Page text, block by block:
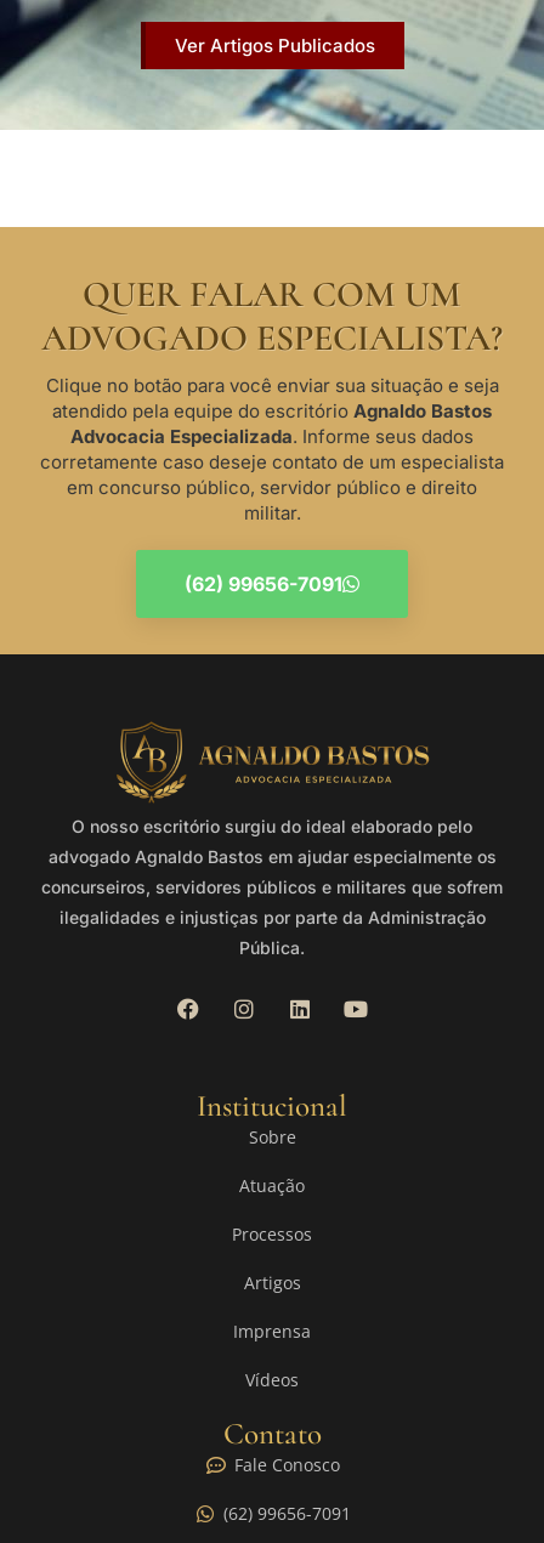
Ver Artigos Publicados
QUER FALAR COM UM
ADVOGADO ESPECIALISTA?
Clique no botão para você enviar sua situação e seja
atendido pela equipe do escritório Agnaldo Bastos
Advocacia Especializada. Informe seus dados
corretamente caso deseje contato de um especialista
em concurso público, servidor público e direito
militar.
(62) 99656-7091
O nosso escritório surgiu do ideal elaborado pelo
advogado Agnaldo Bastos em ajudar especialmente os
concurseiros, servidores públicos e militares que sofrem
ilegalidades e injustiças por parte da Administração
Pública.
Institucional
Sobre
Atuação
Processos
Artigos
Imprensa
Vídeos
Contato
Fale Conosco
(62) 99656-7091